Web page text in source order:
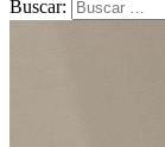
Buscar: